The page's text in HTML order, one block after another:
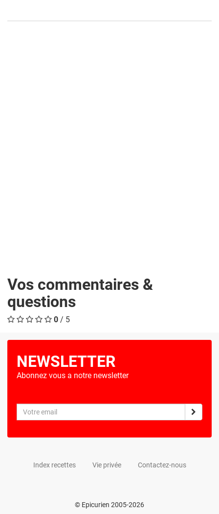
Vos commentaires &
questions
0 / 5
NEWSLETTER
Abonnez vous a notre newsletter
Index recettes Vie privée Contactez-nous
© Epicurien 2005-2026